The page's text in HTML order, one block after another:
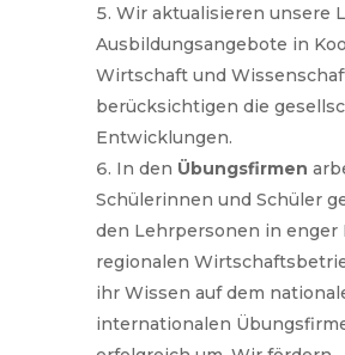
Wir aktualisieren unsere
Ausbildungsangebote in
Wirtschaft und
berücksichtigen die
Entwicklungen.
In den Übungsfirmen
Schülerinnen und Schüler
den Lehrpersonen in enger
regionalen
ihr Wissen auf dem
internationalen